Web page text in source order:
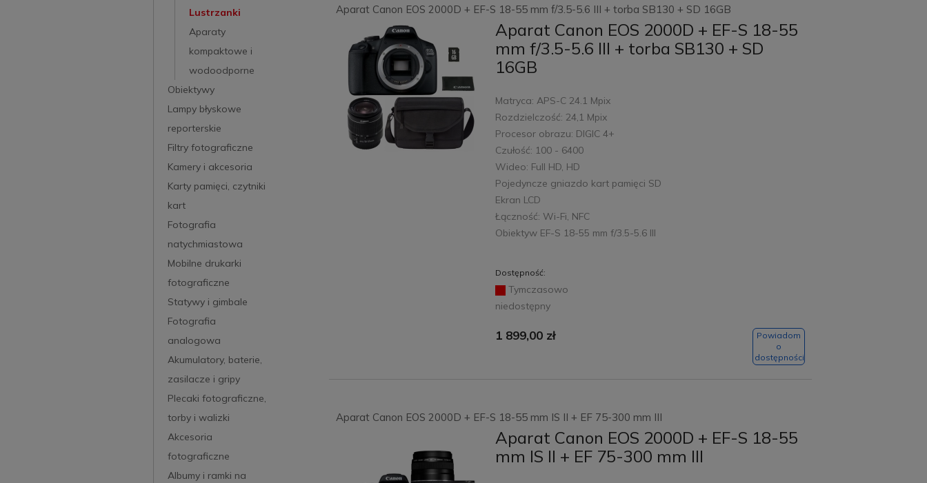
Lustrzanki
Aparaty
kompaktowe i
wodoodporne
Obiektywy
Lampy błyskowe
reporterskie
Filtry fotograficzne
Kamery i akcesoria
Karty pamięci, czytniki
kart
Fotografia
natychmiastowa
Mobilne drukarki
fotograficzne
Statywy i gimbale
Fotografia
analogowa
Akumulatory, baterie,
zasilacze i gripy
Plecaki fotograficzne,
torby i walizki
Akcesoria
fotograficzne
Albumy i ramki na
Aparat Canon EOS 2000D + EF-S 18-55 mm f/3.5-5.6 III + torba SB130 + SD 16GB
Aparat Canon EOS 2000D + EF-S 18-55
mm f/3.5-5.6 III + torba SB130 + SD
16GB
Matryca: APS-C 24.1 Mpix
Rozdzielczość: 24,1 Mpix
Procesor obrazu: DIGIC 4+
Czułość: 100 - 6400
Wideo: Full HD, HD
Pojedyncze gniazdo kart pamięci SD
Ekran LCD
Łączność: Wi-Fi, NFC
Obiektyw EF-S 18-55 mm f/3.5-5.6 III
Dostępność:
Tymczasowo
niedostępny
1 899,00 zł
Powiadom
o
dostępności
Aparat Canon EOS 2000D + EF-S 18-55 mm IS II + EF 75-300 mm III
Aparat Canon EOS 2000D + EF-S 18-55
mm IS II + EF 75-300 mm III